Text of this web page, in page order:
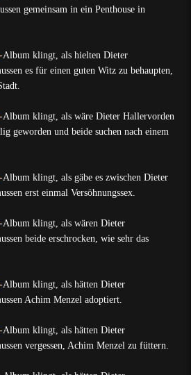
gemeinsam in ein Penthouse in
-Album klingt, als hielten Dieter
es für einen guten Witz zu behaupten,
-Album klingt, als wäre Dieter Hallervorden
geworden und beide suchen nach einem
-Album klingt, als gäbe es zwischen Dieter
erst einmal Versöhnungssex.
-Album klingt, als wären Dieter
beide erschrocken, wie sehr das
-Album klingt, als hätten Dieter
Achim Menzel adoptiert.
-Album klingt, als hätten Dieter
vergessen, Achim Menzel zu füttern.